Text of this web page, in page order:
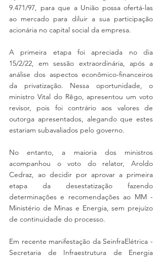
9.471/97, para que a União possa ofertá-las
ao mercado para diluir a sua participação
acionária no capital social da empresa.
A primeira etapa foi apreciada no dia
15/2/22, em sessão extraordinária, após a
análise dos aspectos econômico-financeiros
da privatização. Nessa oportunidade, o
ministro Vital do Rêgo, apresentou um voto
revisor, pois foi contrário aos valores de
outorga apresentados, alegando que estes
estariam subavaliados pelo governo.
No entanto, a maioria dos ministros
acompanhou o voto do relator, Aroldo
Cedraz, ao decidir por aprovar a primeira
etapa da desestatização fazendo
determinações e recomendações ao MM -
Ministério de Minas e Energia, sem prejuízo
de continuidade do processo.
Em recente manifestação da SeinfraElétrica -
Secretaria de Infraestrutura de Energia